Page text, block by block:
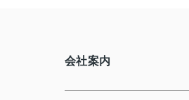
会社案内